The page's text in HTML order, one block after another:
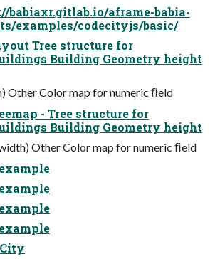
babiaxr.gitlab.io/aframe-babia-
examples/codecityjs/basic/
Tree structure for
Building Geometry height
Other Color map for numeric ﬁeld
- Tree structure for
Building Geometry height
Other Color map for numeric ﬁeld